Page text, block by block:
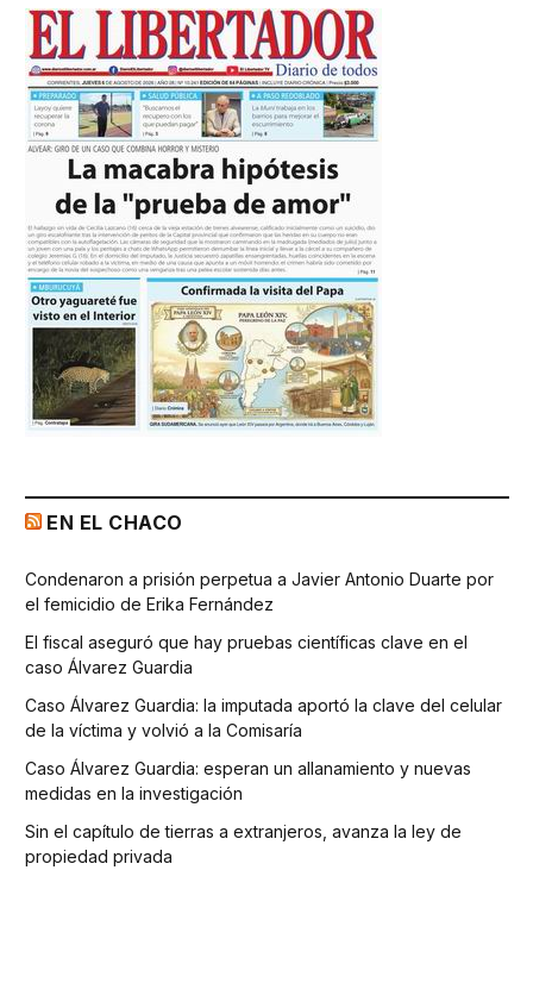
EN EL CHACO
Condenaron a prisión perpetua a Javier Antonio Duarte por
el femicidio de Erika Fernández
El fiscal aseguró que hay pruebas científicas clave en el
caso Álvarez Guardia
Caso Álvarez Guardia: la imputada aportó la clave del celular
de la víctima y volvió a la Comisaría
Caso Álvarez Guardia: esperan un allanamiento y nuevas
medidas en la investigación
Sin el capítulo de tierras a extranjeros, avanza la ley de
propiedad privada